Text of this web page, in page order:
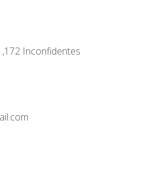
Inconfidentes